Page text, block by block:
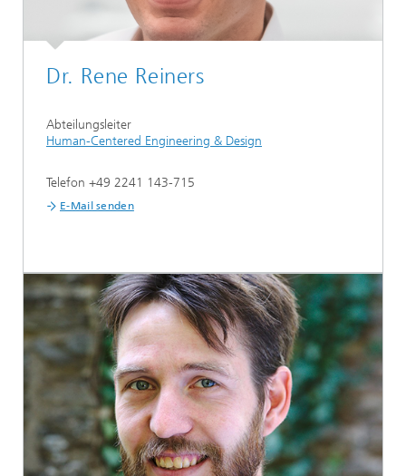
Dr. Rene Reiners
Abteilungsleiter
Human-Centered Engineering & Design
Telefon +49 2241 143-715
E-Mail senden